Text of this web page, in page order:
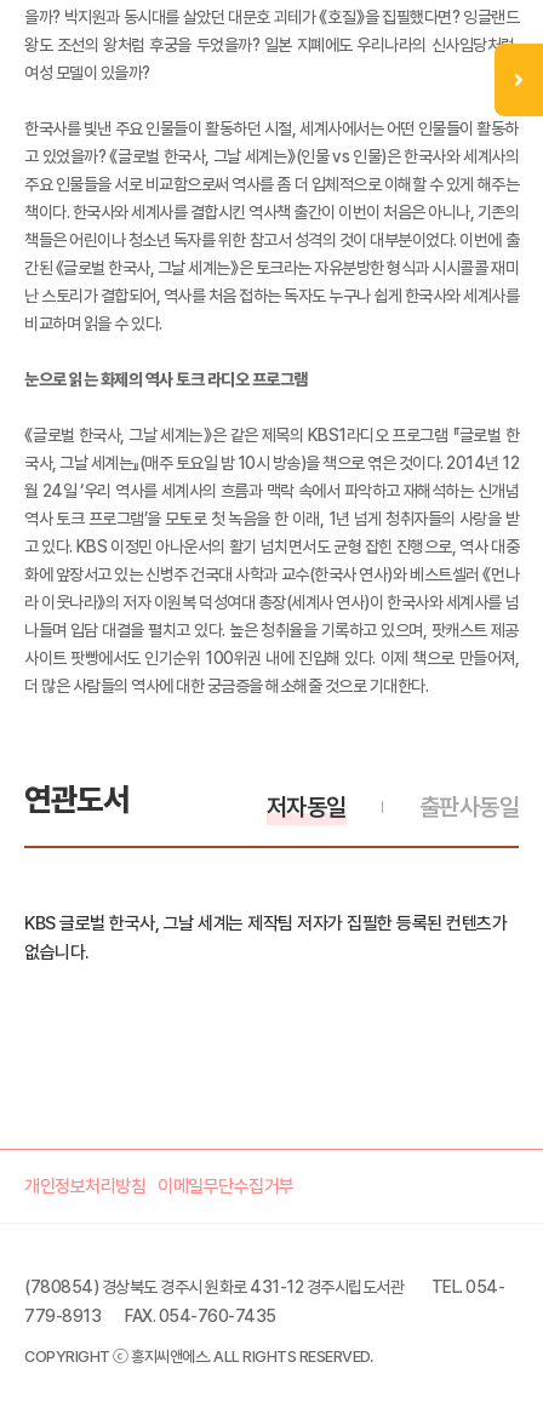
을까? 박지원과 동시대를 살았던 대문호 괴테가 《호질》을 집필했다면? 잉글랜드
왕도 조선의 왕처럼 후궁을 두었을까? 일본 지폐에도 우리나라의 신사임당처럼,
여성 모델이 있을까?
한국사를 빛낸 주요 인물들이 활동하던 시절, 세계사에서는 어떤 인물들이 활동하
고 있었을까? 《글로벌 한국사, 그날 세계는》(인물 vs 인물)은 한국사와 세계사의
주요 인물들을 서로 비교함으로써 역사를 좀 더 입체적으로 이해할 수 있게 해주는
책이다. 한국사와 세계사를 결합시킨 역사책 출간이 이번이 처음은 아니나, 기존의
책들은 어린이나 청소년 독자를 위한 참고서 성격의 것이 대부분이었다. 이번에 출
간된 《글로벌 한국사, 그날 세계는》은 토크라는 자유분방한 형식과 시시콜콜 재미
난 스토리가 결합되어, 역사를 처음 접하는 독자도 누구나 쉽게 한국사와 세계사를
비교하며 읽을 수 있다.
눈으로 읽는 화제의 역사 토크 라디오 프로그램
《글로벌 한국사, 그날 세계는》은 같은 제목의 KBS1라디오 프로그램 『글로벌 한
국사, 그날 세계는』(매주 토요일 밤 10시 방송)을 책으로 엮은 것이다. 2014년 12
월 24일 ‘우리 역사를 세계사의 흐름과 맥락 속에서 파악하고 재해석하는 신개념
역사 토크 프로그램’을 모토로 첫 녹음을 한 이래, 1년 넘게 청취자들의 사랑을 받
고 있다. KBS 이정민 아나운서의 활기 넘치면서도 균형 잡힌 진행으로, 역사 대중
화에 앞장서고 있는 신병주 건국대 사학과 교수(한국사 연사)와 베스트셀러 《먼나
라 이웃나라》의 저자 이원복 덕성여대 총장(세계사 연사)이 한국사와 세계사를 넘
나들며 입담 대결을 펼치고 있다. 높은 청취율을 기록하고 있으며, 팟캐스트 제공
사이트 팟빵에서도 인기순위 100위권 내에 진입해 있다. 이제 책으로 만들어져,
더 많은 사람들의 역사에 대한 궁금증을 해소해줄 것으로 기대한다.
연관도서 출판사동일
저자동일
KBS 글로벌 한국사, 그날 세계는 제작팀 저자가 집필한 등록된 컨텐츠가
없습니다.
개인정보처리방침 이메일무단수집거부
(780854) 경상북도 경주시 원화로 431-12 경주시립도서관
TEL. 054-
779-8913
FAX. 054-760-7435
COPYRIGHT ⓒ 홍지씨앤에스. ALL RIGHTS RESERVED.